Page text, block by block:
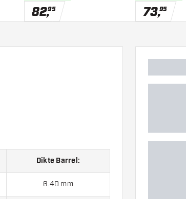
82,95 73,95
Dikte Barrel:
6.40 mm